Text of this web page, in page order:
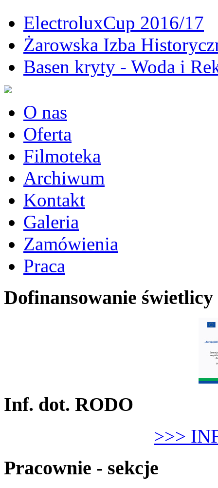
ElectroluxCup 2016/17
Żarowska Izba
Basen kryty - Woda i
O nas
Oferta
Filmoteka
Archiwum
Kontakt
Galeria
Zamówienia
Praca
Dofinansowanie świetlicy
Inf. dot. RODO
>>>
Pracownie - sekcje